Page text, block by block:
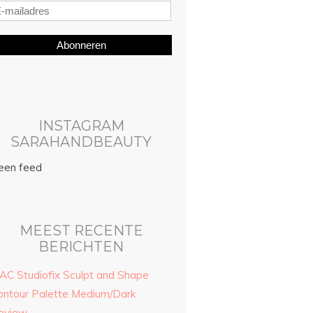
Abonneren
INSTAGRAM
SARAHANDBEAUTY
feed
MEEST RECENTE
BERICHTEN
Studiofix Sculpt and Shape
Palette Medium/Dark